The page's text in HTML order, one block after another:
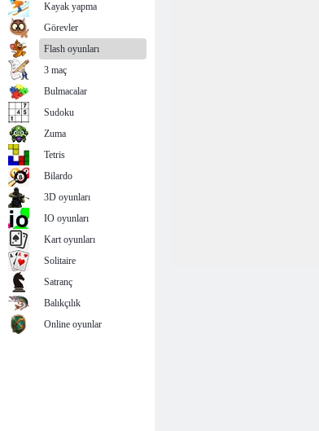
Kayak yapma
Görevler
Flash oyunları
3 maç
Bulmacalar
Sudoku
Zuma
Tetris
Bilardo
3D oyunları
IO oyunları
Kart oyunları
Solitaire
Satranç
Balıkçılık
Online oyunlar